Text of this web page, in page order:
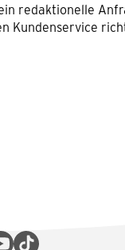
redaktionelle
Kundenservice